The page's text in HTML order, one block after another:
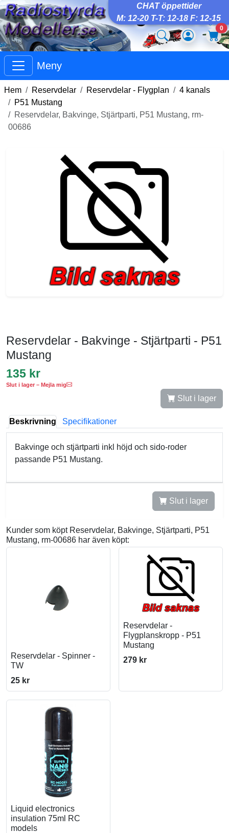
CHAT öppettider
M: 12-20 T-T: 12-18 F: 12-15
0
Meny
Hem Reservdelar Reservdelar - Flygplan
4 kanals
P51 Mustang
Reservdelar, Bakvinge, Stjärtparti, P51 Mustang, rm-
00686
Reservdelar - Bakvinge - Stjärtparti - P51
Mustang
135 kr
Slut i lager – Mejla mig
Slut i lager
Beskrivning Specifikationer
Bakvinge och stjärtparti inkl höjd och sido-roder
passande P51 Mustang.
Slut i lager
Kunder som köpt Reservdelar, Bakvinge, Stjärtparti, P51
Mustang, rm-00686 har även köpt:
Reservdelar - Spinner -
TW
25 kr
Reservdelar -
Flygplanskropp - P51
Mustang
279 kr
Liquid electronics
insulation 75ml RC
models